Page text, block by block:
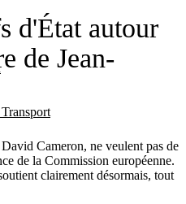
d'État autour
de Jean-
Cameron, ne veulent pas de
de la Commission européenne.
clairement désormais, tout